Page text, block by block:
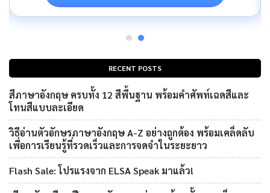
RECENT POSTS
สีภาษาอังกฤษ ครบทั้ง 12 สีพื้นฐาน พร้อมคำศัพท์เฉดสีและ
โทนสีแบบละเอียด
วิธีอ่านตัวอักษรภาษาอังกฤษ A-Z อย่างถูกต้อง พร้อมเคล็ดลับ
เพื่อการเรียนรู้ที่รวดเร็วและการจดจำในระยะยาว
Flash Sale: โปรแรงจาก ELSA Speak มาแล้ว!